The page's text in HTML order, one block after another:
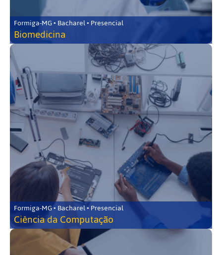
Formiga-MG • Bacharel • Presencial
Biomedicina
Formiga-MG • Bacharel • Presencial
Ciência da Computação